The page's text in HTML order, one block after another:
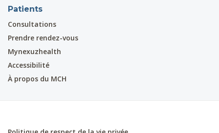
Patients
Consultations
Prendre rendez-vous
Mynexuzhealth
Accessibilité
À propos du MCH